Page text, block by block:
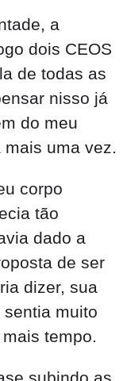
a
dois CEOS
de todas as
nisso já
do meu
uma vez.